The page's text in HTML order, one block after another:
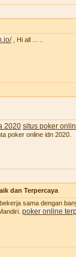
, Hi all ... ..
2020 situs poker
poker online idn 2020.
dan Terpercaya
sama dengan
poker online